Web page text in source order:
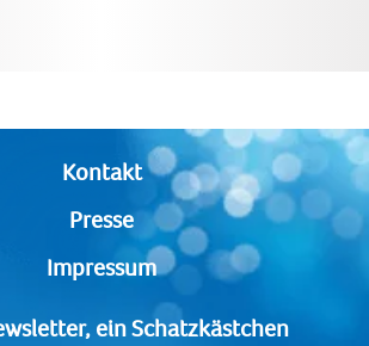
Kontakt
Presse
Impressum
ein Schatzkästchen